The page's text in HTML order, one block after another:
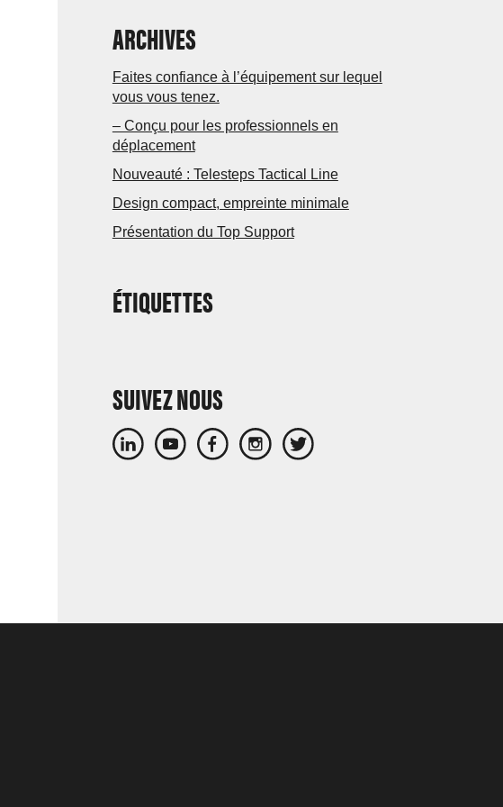
ARCHIVES
Faites confiance à l’équipement sur lequel
vous vous tenez.
– Conçu pour les professionnels en
déplacement
Nouveauté : Telesteps Tactical Line
Design compact, empreinte minimale
Présentation du Top Support
ÉTIQUETTES
SUIVEZ NOUS